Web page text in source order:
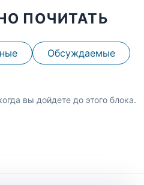
ПОЧИТАТЬ
Обсуждаемые
вы дойдете до этого блока.